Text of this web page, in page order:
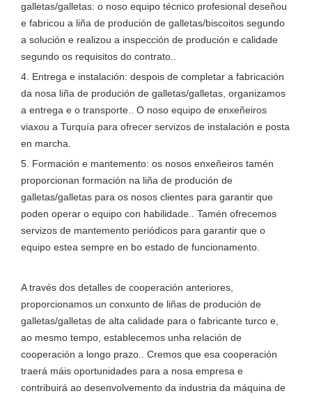
galletas/galletas: o noso equipo técnico profesional deseñou
e fabricou a liña de produción de galletas/biscoitos segundo
a solución e realizou a inspección de produción e calidade
segundo os requisitos do contrato..
4. Entrega e instalación: despois de completar a fabricación
da nosa liña de produción de galletas/galletas, organizamos
a entrega e o transporte.. O noso equipo de enxeñeiros
viaxou a Turquía para ofrecer servizos de instalación e posta
en marcha.
5. Formación e mantemento: os nosos enxeñeiros tamén
proporcionan formación na liña de produción de
galletas/galletas para os nosos clientes para garantir que
poden operar o equipo con habilidade.. Tamén ofrecemos
servizos de mantemento periódicos para garantir que o
equipo estea sempre en bo estado de funcionamento.
A través dos detalles de cooperación anteriores,
proporcionamos un conxunto de liñas de produción de
galletas/galletas de alta calidade para o fabricante turco e,
ao mesmo tempo, establecemos unha relación de
cooperación a longo prazo.. Cremos que esa cooperación
traerá máis oportunidades para a nosa empresa e
contribuirá ao desenvolvemento da industria da máquina de